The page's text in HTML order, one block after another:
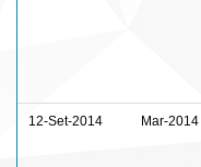
12-Set-2014 Mar-2014